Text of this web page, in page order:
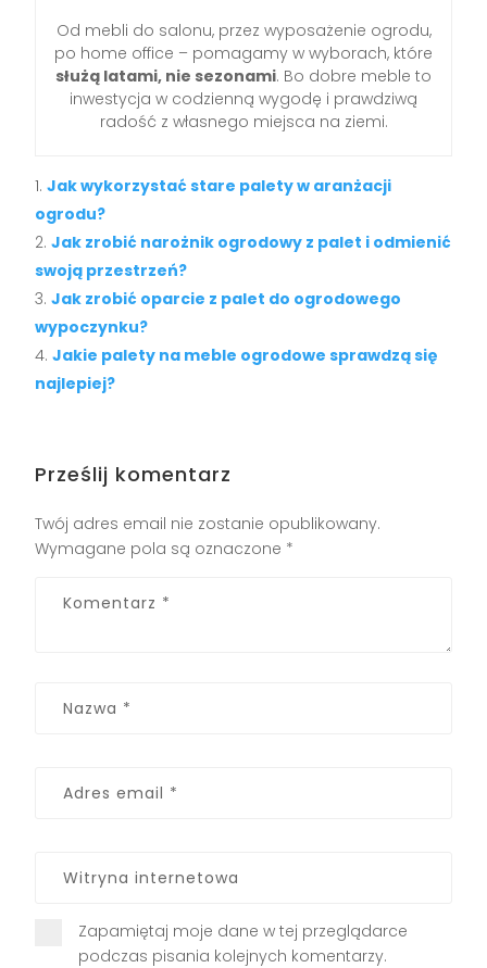
Od mebli do salonu, przez wyposażenie ogrodu,
po home office – pomagamy w wyborach, które
służą latami, nie sezonami. Bo dobre meble to
inwestycja w codzienną wygodę i prawdziwą
radość z własnego miejsca na ziemi.
Jak wykorzystać stare palety w aranżacji
ogrodu?
Jak zrobić narożnik ogrodowy z palet i odmienić
swoją przestrzeń?
Jak zrobić oparcie z palet do ogrodowego
wypoczynku?
Jakie palety na meble ogrodowe sprawdzą się
najlepiej?
Prześlij komentarz
Twój adres email nie zostanie opublikowany.
Wymagane pola są oznaczone *
Zapamiętaj moje dane w tej przeglądarce
podczas pisania kolejnych komentarzy.